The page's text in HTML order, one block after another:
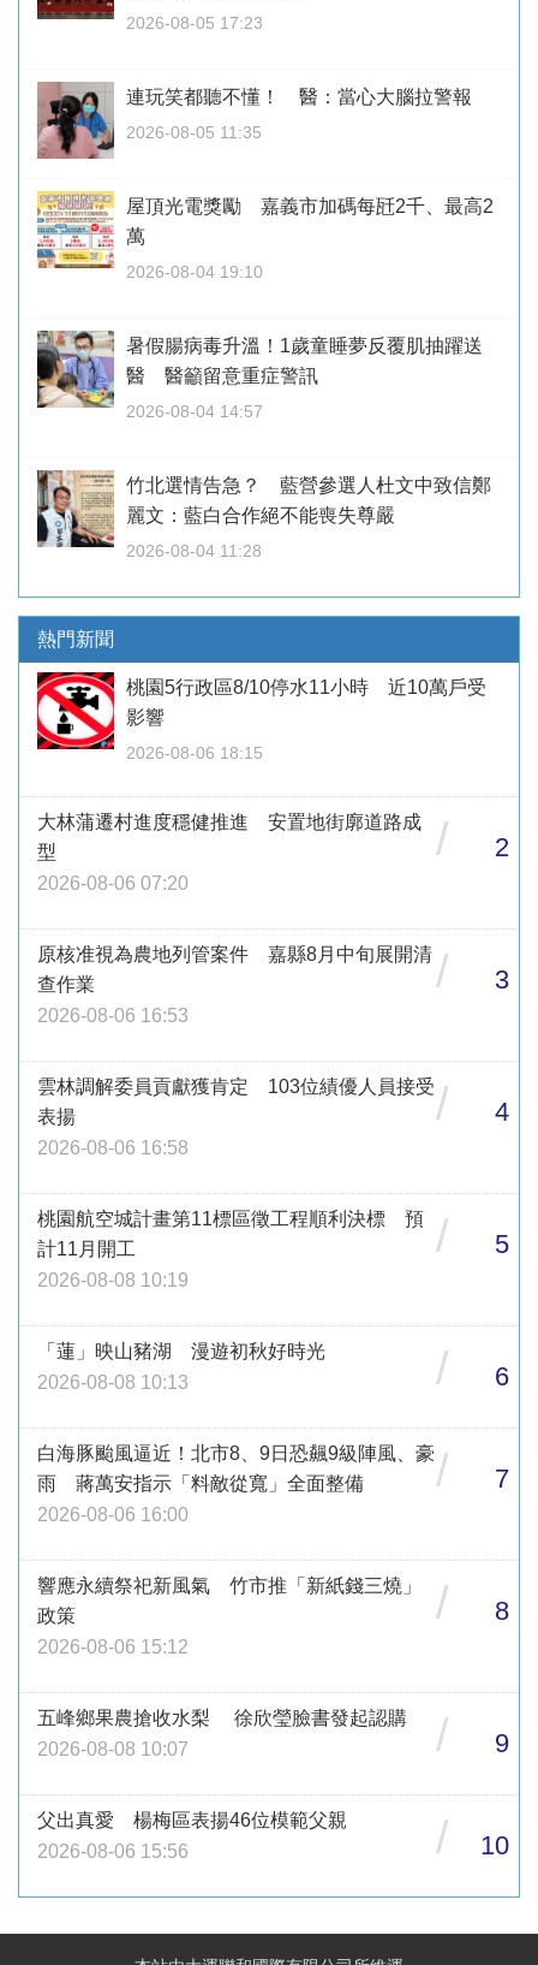
2026-08-05 17:23
連玩笑都聽不懂！ 醫：當心大腦拉警報
2026-08-05 11:35
屋頂光電獎勵 嘉義市加碼每瓩2千、最高2
萬
2026-08-04 19:10
暑假腸病毒升溫！1歲童睡夢反覆肌抽躍送
醫 醫籲留意重症警訊
2026-08-04 14:57
竹北選情告急？ 藍營參選人杜文中致信鄭
麗文：藍白合作絕不能喪失尊嚴
2026-08-04 11:28
熱門新聞
桃園5行政區8/10停水11小時 近10萬戶受
影響
2026-08-06 18:15
大林蒲遷村進度穩健推進 安置地街廓道路成
型
2026-08-06 07:20
/ 2
原核准視為農地列管案件 嘉縣8月中旬展開清
查作業
2026-08-06 16:53
/ 3
雲林調解委員貢獻獲肯定 103位績優人員接受
表揚
2026-08-06 16:58
/ 4
桃園航空城計畫第11標區徵工程順利決標 預
計11月開工
2026-08-08 10:19
/ 5
「蓮」映山豬湖 漫遊初秋好時光
2026-08-08 10:13
/ 6
白海豚颱風逼近！北市8、9日恐飆9級陣風、豪
雨 蔣萬安指示「料敵從寬」全面整備
2026-08-06 16:00
/ 7
響應永續祭祀新風氣 竹市推「新紙錢三燒」
政策
2026-08-06 15:12
/ 8
五峰鄉果農搶收水梨 徐欣瑩臉書發起認購
2026-08-08 10:07
/ 9
父出真愛 楊梅區表揚46位模範父親
2026-08-06 15:56
/ 10